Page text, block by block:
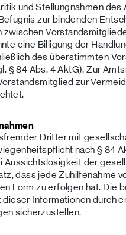
und Stellungnahmen des
zur bindenden
zwischen
eine Billigung der
des überstimmten
§ 84 Abs. 4 AktG). Zur
zur
Dritter mit
nach § 84
Aussichtslosigkeit der
dass jede Zuhilfenahme
Form zu erfolgen hat. Die
dieser Informationen durch
sicherzustellen.